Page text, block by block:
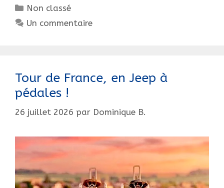
chauffeur
1/10
Catégories
Non classé
Un commentaire
Tour de France, en Jeep à
pédales !
26 juillet 2026 par Dominique B.